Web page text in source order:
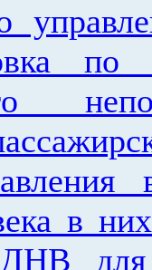
по
в
для